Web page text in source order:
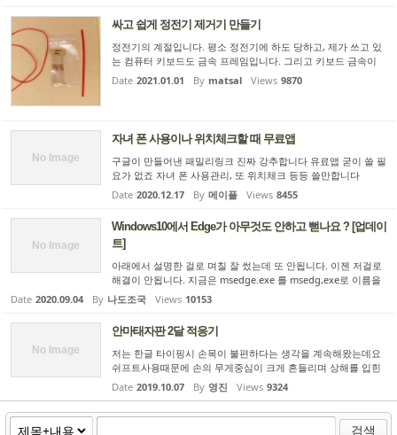
싸고 쉽게 정전기 제거기 만들기
정전기의 계절입니다. 평소 정전기에 하도 당하고, 제가 쓰고 있
는 컴퓨터 키보드도 금속 프레임입니다. 그리고 키보드 금속이
컴퓨터와 접지가 연결되어 있는지, 정전기에 당할 때마다 모니터
가 깜빡거려서 이러다가 정전기로 하드가 손상을 입는 것이 무섭
Date 2021.01.01 By matsal Views 9870
No Image
자녀 폰 사용이나 위치체크할 때 무료앱
구글이 만들어낸 패밀리링크 진짜 강추합니다 유료앱 굳이 쓸 필
요가 없죠 자녀 폰 사용관리, 또 위치체크 등등 쓸만합니다
Date 2020.12.17 By 메이플 Views 8455
No Image
Windows10에서 Edge가 아무것도 안하고 뻗나요 ? [업데이
트]
아래에서 설명한 걸로 며칠 잘 썼는데 또 안됩니다. 이젠 저걸로
해결이 안됩니다. 지금은 msedge.exe 를 msedg,exe로 이름을
바꿔서 사용하고 있습니다. 화만 납니다. edge 당장 갈아엎어야
하는데 묶인게 많아서 울며 겨자먹기로 씁니다. Windows와 Ed
Date 2020.09.04 By 나도조국 Views 10153
No Image
안마태자판 2달 적응기
저는 한글 타이핑시 손목이 불편하다는 생각을 계속해왔는데요
쉬프트사용때문에 손의 무게중심이 크게 흔들리며 상해를 입힌
다는 생각입니다. 쉬프트키를 전혀 사용하지 않는 자판을 생각하
다가 이미 그런게 개발된 것이 있더군요. 북한에도 들어가 있고
안...
Date 2019.10.07 By 영진 Views 9324
검색